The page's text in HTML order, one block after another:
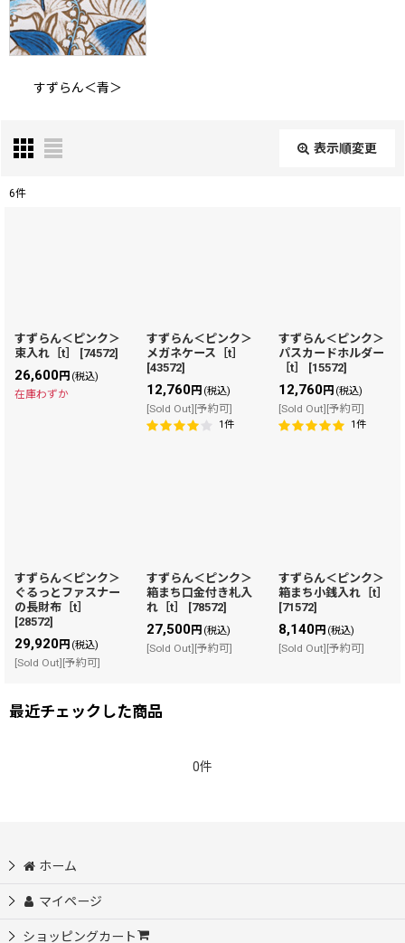
すずらん＜青＞
表示順変更
絞り込む
6件
すずらん＜ピンク＞
束入れ［t］
[74572]
26,600円 (税込)
在庫わずか
すずらん＜ピンク＞
メガネケース［t］
[43572]
12,760円 (税込)
[Sold Out][予約可]
1件
すずらん＜ピンク＞
パスカードホルダー
［t］
[15572]
12,760円 (税込)
[Sold Out][予約可]
1件
すずらん＜ピンク＞
ぐるっとファスナー
の長財布［t］
[28572]
29,920円 (税込)
[Sold Out][予約可]
すずらん＜ピンク＞
箱まち口金付き札入
れ［t］
[78572]
27,500円 (税込)
[Sold Out][予約可]
すずらん＜ピンク＞
箱まち小銭入れ［t］
[71572]
8,140円 (税込)
[Sold Out][予約可]
最近チェックした商品
0件
ホーム
マイページ
ショッピングカート